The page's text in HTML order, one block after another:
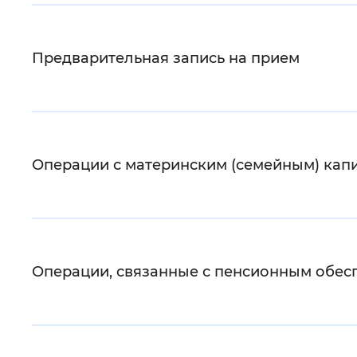
:
Предварительная запись на прием
Операции с материнским (семейным)
Операции, связанные с пенсионным